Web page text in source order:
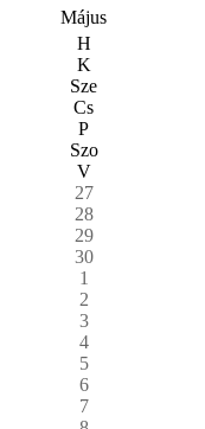
Május
H
K
Sze
Cs
P
Szo
V
27
28
29
30
1
2
3
4
5
6
7